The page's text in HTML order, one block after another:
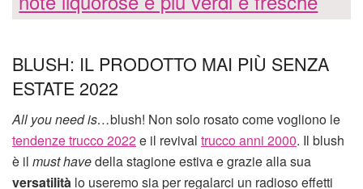
BLUSH: IL PRODOTTO MAI PIÙ SENZA
ESTATE 2022
All you need is…blush! Non solo rosato come vogliono le
tendenze trucco 2022e il revival trucco anni 2000. Il blush
è il must havedella stagione estiva e grazie alla sua
versatilità lo useremo sia per regalarci un radioso effetti